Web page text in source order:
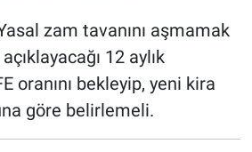
zam tavanını aşmamak
12 aylık
oranını bekleyip, yeni kira
göre belirlemeli.